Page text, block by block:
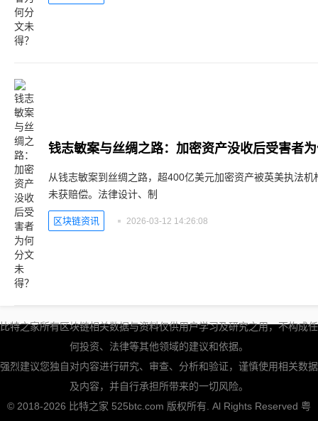
钱志敏案与丝绸之路：加密资产没收后受害者
从钱志敏案到丝绸之路，超400亿美元加密资产被英美执法
未获赔偿。法律设计、制
区块链资讯 2026-03-12 14:26:08
比特之家所有区块链相关数据与资料仅供用户学习及研究之用，不构成任
何投资、法律等其他领域的建议和依据。
强烈建议您独自对内容进行研究、审查、分析和验证，谨慎使用相关数据
及内容，并自行承担所带来的一切风险。
© 2018-2026 比特之家 525btc.com 版权所有. Al Rights Reserved 粤